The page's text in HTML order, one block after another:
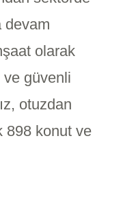
devam
olarak
güvenli
otuzdan
898 konut ve